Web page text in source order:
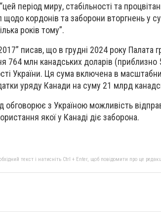
період миру, стабільності та
кордонів та заборони вторгнень у
років тому”.
писав, що в грудні 2024 року Палата
764 млн канадських доларів
України. Ця сума включена в
уряду Канади на суму 21 млрд
обговорює з Україною можливість
якої у Канаді діє заборона.
текст і натисніть Ctrl + Enter, щоб повідомити про це